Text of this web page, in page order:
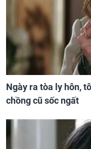
Ngày ra tòa ly hôn,
chồng cũ sốc ngất